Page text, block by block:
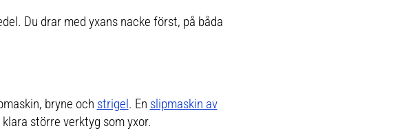
Du drar med yxans nacke först, på båda
bryne och strigel. En slipmaskin av
större verktyg som yxor.